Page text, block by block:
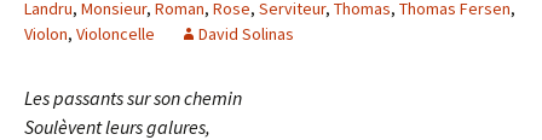
Landru, Monsieur, Roman, Rose, Serviteur, Thomas, Thomas Fersen,
Violon, Violoncelle David Solinas
Les passants sur son chemin
Soulèvent leurs galures,